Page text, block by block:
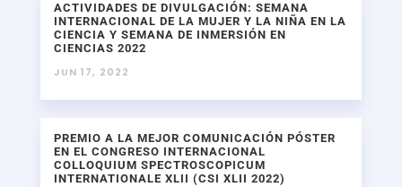
ACTIVIDADES DE DIVULGACIÓN: SEMANA
INTERNACIONAL DE LA MUJER Y LA NIÑA EN LA
CIENCIA Y SEMANA DE INMERSIÓN EN
CIENCIAS 2022
JUN 17, 2022
PREMIO A LA MEJOR COMUNICACIÓN PÓSTER
EN EL CONGRESO INTERNACIONAL
COLLOQUIUM SPECTROSCOPICUM
INTERNATIONALE XLII (CSI XLII 2022)